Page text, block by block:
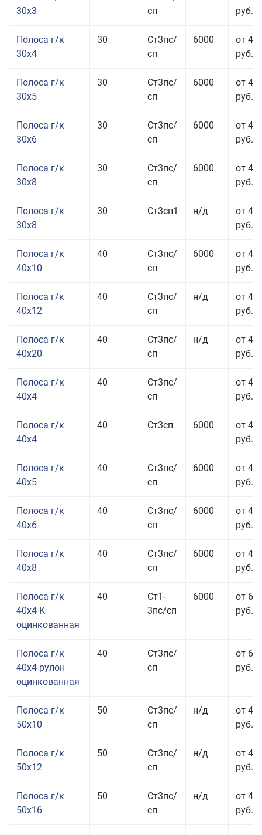
30x3
сп
руб.
Полоса г/к
30x4
30
Ст3пс/
сп
6000
от 44
руб.
Полоса г/к
30x5
30
Ст3пс/
сп
6000
от 43
руб.
Полоса г/к
30x6
30
Ст3пс/
сп
6000
от 46
руб.
Полоса г/к
30x8
30
Ст3пс/
сп
6000
от 43
руб.
Полоса г/к
30x8
30 Ст3сп1 н/д
от 43
руб.
Полоса г/к
40x10
40
Ст3пс/
сп
6000
от 44
руб.
Полоса г/к
40x12
40
Ст3пс/
сп
н/д
от 48
руб.
Полоса г/к
40x20
40
Ст3пс/
сп
н/д
от 44
руб.
Полоса г/к
40x4
40
Ст3пс/
сп
от 42
руб.
Полоса г/к
40x4
40 Ст3сп 6000
от 42
руб.
Полоса г/к
40x5
40
Ст3пс/
сп
6000
от 43
руб.
Полоса г/к
40x6
40
Ст3пс/
сп
6000
от 43
руб.
Полоса г/к
40x8
40
Ст3пс/
сп
6000
от 43
руб.
Полоса г/к
40x4 К
оцинкованная
40
Ст1-
3пс/сп
6000
от 68
руб.
Полоса г/к
40x4 рулон
оцинкованная
40
Ст3пс/
сп
от 69
руб.
Полоса г/к
50x10
50
Ст3пс/
сп
н/д
от 44
руб.
Полоса г/к
50x12
50
Ст3пс/
сп
н/д
от 43
руб.
Полоса г/к
50x16
50
Ст3пс/
сп
н/д
от 49
руб.